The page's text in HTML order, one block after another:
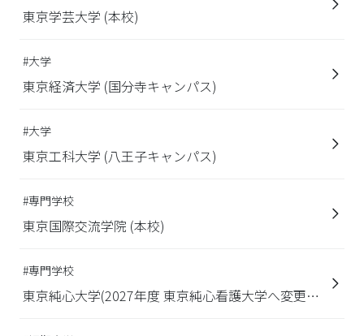
東京学芸大学 (本校)
#大学
東京経済大学 (国分寺キャンパス)
#大学
東京工科大学 (八王子キャンパス)
#専門学校
東京国際交流学院 (本校)
#専門学校
東京純心大学(2027年度 東京純心看護大学へ変更予